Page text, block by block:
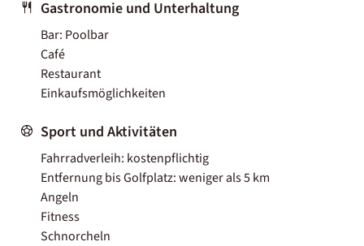
Gastronomie und Unterhaltung
Bar: Poolbar
Café
Restaurant
Einkaufsmöglichkeiten
Sport und Aktivitäten
Fahrradverleih: kostenpflichtig
Entfernung bis Golfplatz: weniger als 5 km
Angeln
Fitness
Schnorcheln